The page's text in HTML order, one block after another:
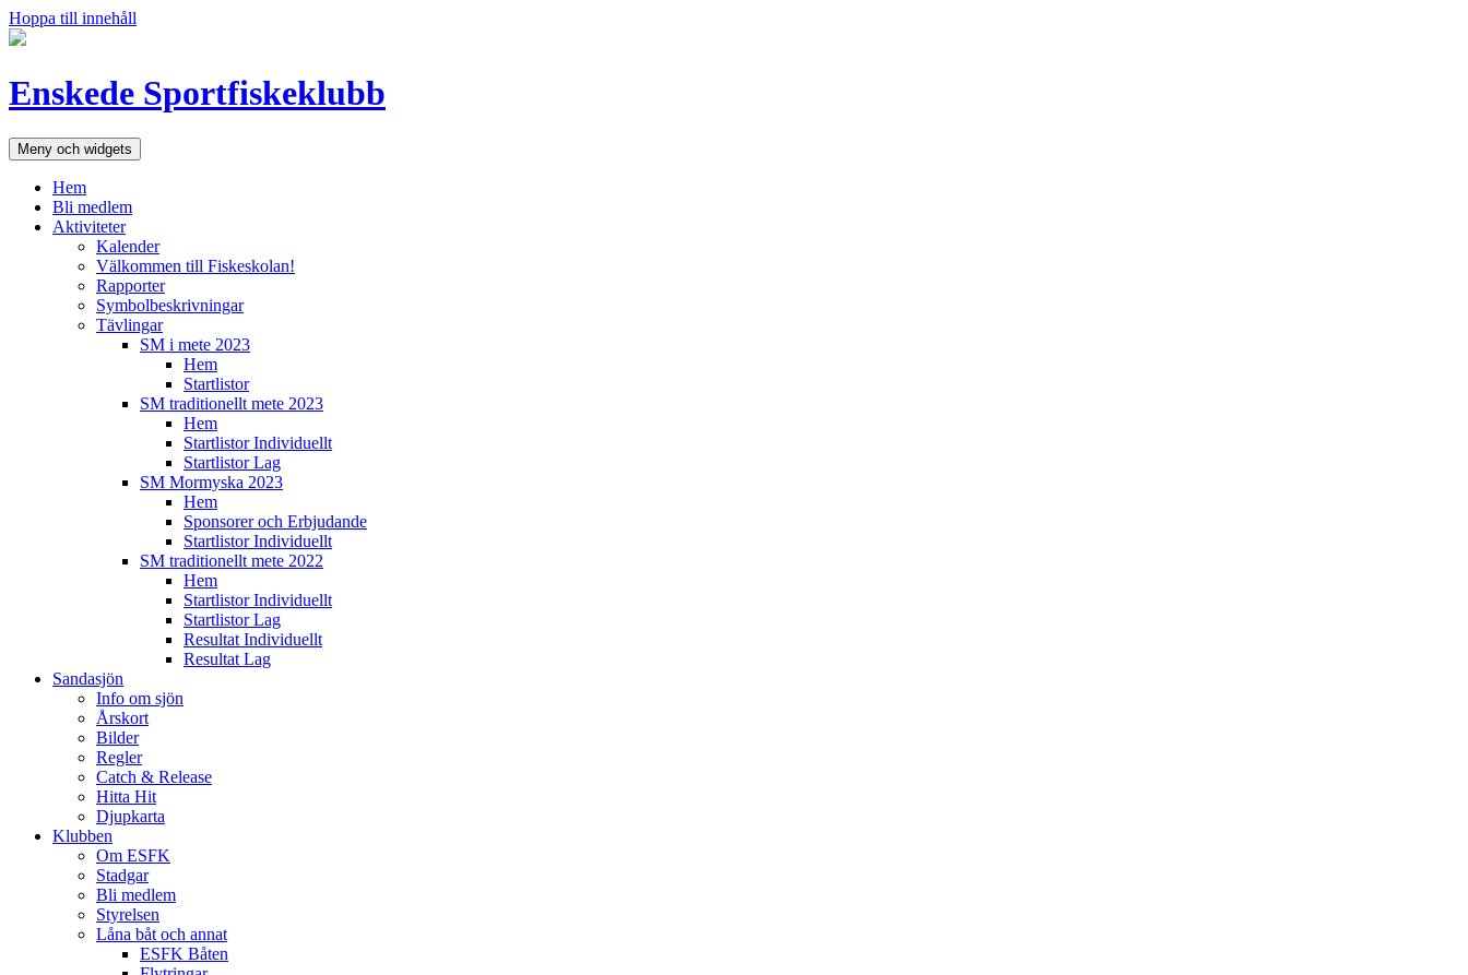
Hoppa till innehåll
Enskede Sportfiskeklubb
Meny och widgets
Hem
Bli medlem
Aktiviteter
Kalender
Välkommen till Fiskeskolan!
Rapporter
Symbolbeskrivningar
Tävlingar
SM i mete 2023
Hem
Startlistor
SM traditionellt mete 2023
Hem
Startlistor Individuellt
Startlistor Lag
SM Mormyska 2023
Hem
Sponsorer och Erbjudande
Startlistor Individuellt
SM traditionellt mete 2022
Hem
Startlistor Individuellt
Startlistor Lag
Resultat Individuellt
Resultat Lag
Sandasjön
Info om sjön
Årskort
Bilder
Regler
Catch & Release
Hitta Hit
Djupkarta
Klubben
Om ESFK
Stadgar
Bli medlem
Styrelsen
Låna båt och annat
ESFK Båten